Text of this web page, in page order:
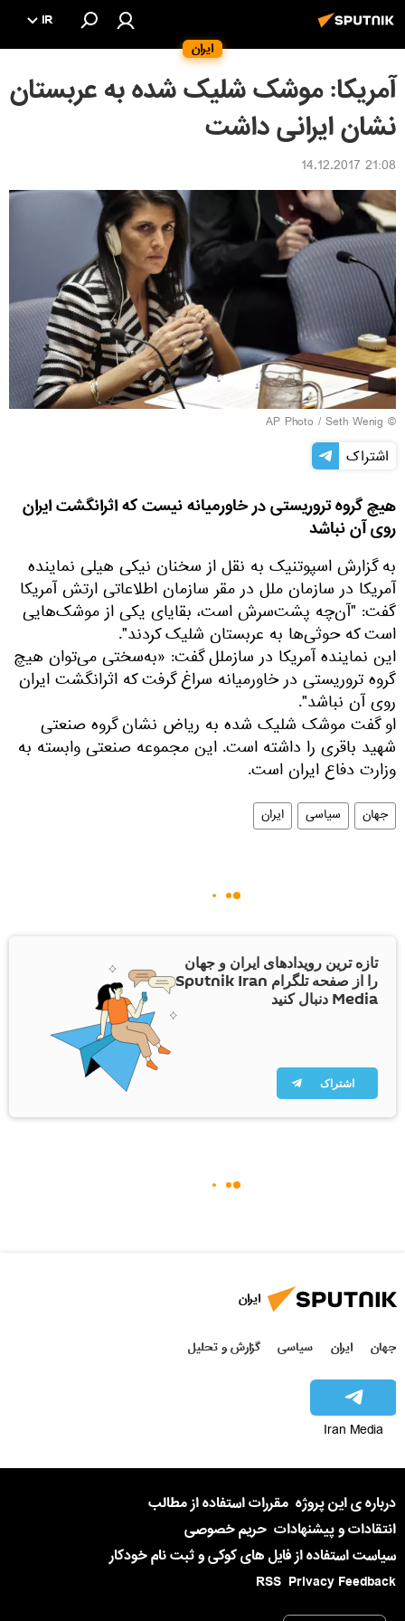
ایران
IR
آمریکا: موشک شلیک شده به عربستان
نشان ایرانی داشت
21:08 14.12.2017
© AP Photo / Seth Wenig
اشتراک
هیچ گروه تروریستی در خاورمیانه نیست که اثرانگشت ایران
روی آن نباشد
به گزارش اسپوتنیک به نقل از سخنان نیکی هیلی نماینده
آمریکا در سازمان ملل در مقر سازمان اطلاعاتی ارتش آمریکا
گفت: "آن‌چه پشت‌سرش است، بقایای یکی از موشک‌هایی
است که حوثی‌ها به عربستان شلیک کردند".
این نماینده آمریکا در سازملل گفت: «به‌سختی می‌توان هیچ
گروه تروریستی در خاورمیانه سراغ گرفت که اثرانگشت ایران
روی آن نباشد".
او گفت موشک شلیک شده به ریاض نشان گروه صنعتی
شهید باقری را داشته است. این مجموعه صنعتی وابسته به
وزارت دفاع ایران است.
جهان سیاسی ایران
تازه ترین رویدادهای ایران و جهان
را از صفحه تلگرام Sputnik Iran
Media دنبال کنید
اشتراک
ایران
جهان ایران سیاسی گزارش و تحلیل
Iran Media
درباره ی این پروژه مقررات استفاده از مطالب
انتقادات و پیشنهادات حریم خصوصی
سیاست استفاده از فایل های کوکی و ثبت نام خودکار
Privacy Feedback
RSS